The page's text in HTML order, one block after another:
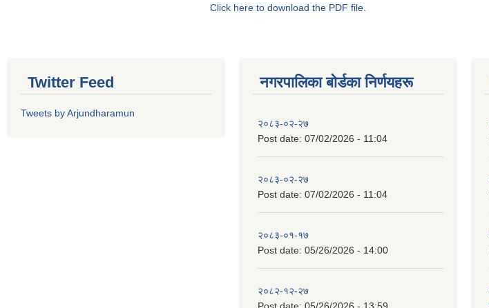
Click here to download the PDF file.
Twitter Feed
Tweets by Arjundharamun
नगरपालिका बाेर्डका निर्णयहरू
२०८३-०२-२७
Post date: 07/02/2026 - 11:04
२०८३-०२-२७
Post date: 07/02/2026 - 11:04
२०८३-०१-१७
Post date: 05/26/2026 - 14:00
२०८२-१२-२७